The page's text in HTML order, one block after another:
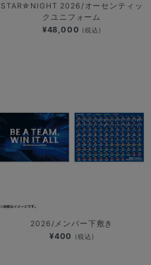
STAR☆NIGHT 2026/オーセンティッ
クユニフォーム
¥48,000 (税込)
2026/メンバー下敷き
¥400 (税込)